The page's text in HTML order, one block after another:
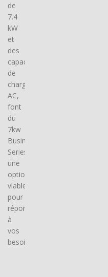
de
7.4
kW
et
des
capacités
de
charge
AC,
font
du
7kw
Business
Series
une
option
viable
pour
répondre
à
vos
besoins.